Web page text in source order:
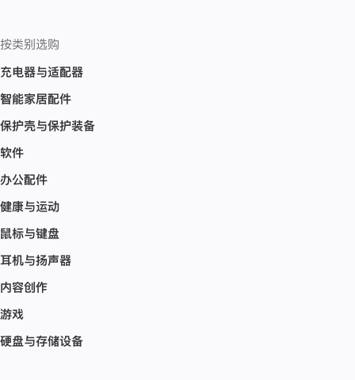
按类别选购
充电器与适配器
智能家居配件
保护壳与保护装备
软件
办公配件
健康与运动
鼠标与键盘
耳机与扬声器
内容创作
游戏
硬盘与存储设备